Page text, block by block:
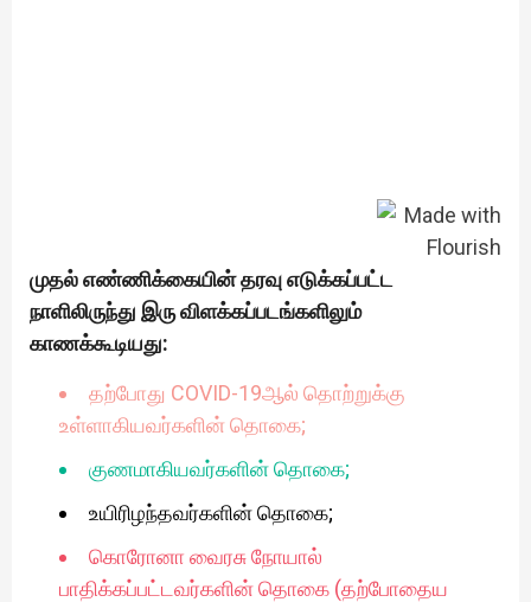
முதல் எண்ணிக்கையின் தரவு எடுக்கப்பட்ட
நாளிலிருந்து இரு விளக்கப்படங்களிலும்
காணக்கூடியது:
தற்போது COVID-19ஆல் தொற்றுக்கு
உள்ளாகியவர்களின் தொகை;
குணமாகியவர்களின் தொகை;
உயிரிழந்தவர்களின் தொகை;
கொரோனா வைரசு நோயால்
பாதிக்கப்பட்டவர்களின் தொகை (தற்போதைய